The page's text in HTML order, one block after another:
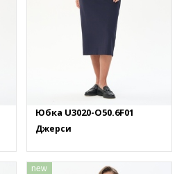
Юбка U3020-O50.6F01
Джерси
new